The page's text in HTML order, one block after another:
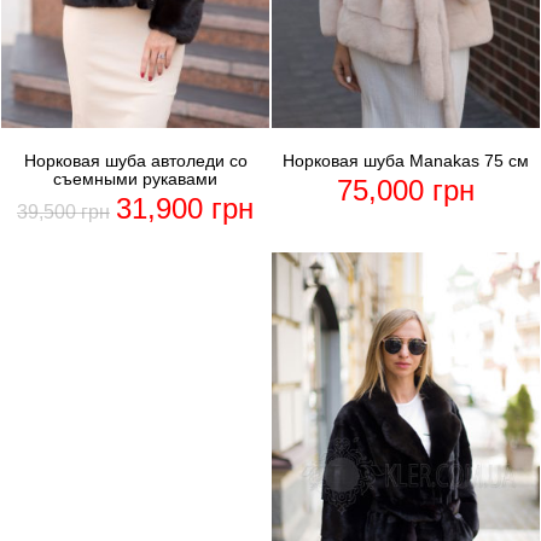
Норковая шуба Manakas 75 см
75,000 грн
Норковая шуба автоледи со
съемными рукавами
39,500грн 31,900 грн